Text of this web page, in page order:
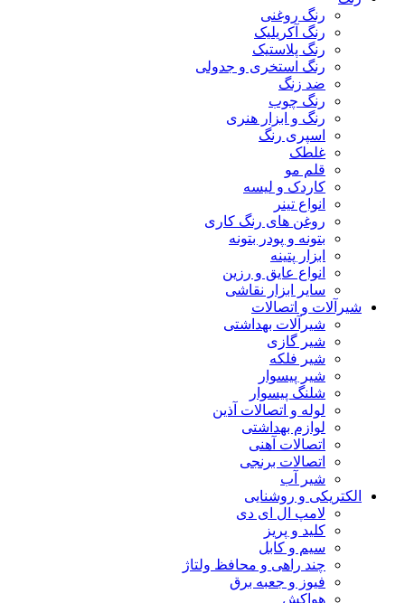
رنگ روغنی
رنگ آکریلیک
رنگ پلاستیک
رنگ استخری و جدولی
ضد زنگ
رنگ چوب
رنگ و ابزار هنری
اسپری رنگ
غلطک
قلم مو
کاردک و لیسه
انواع تینر
روغن های رنگ کاری
بتونه و پودر بتونه
ابزار پتینه
انواع عایق و رزین
سایر ابزار نقاشی
شیرآلات و اتصالات
شیرآلات بهداشتی
شیر گازی
شیر فلکه
شیر پیسوار
شلنگ پیسوار
لوله و اتصالات آذین
لوازم بهداشتی
اتصالات آهنی
اتصالات برنجی
شیر آب
الکتریکی و روشنایی
لامپ ال ای دی
کلید و پریز
سیم و کابل
چند راهی و محافظ ولتاژ
فیوز و جعبه برق
هواکش